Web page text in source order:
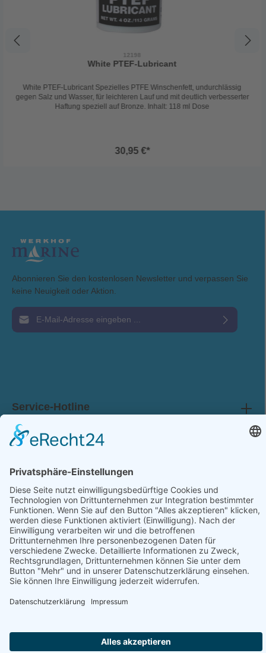
12198
White PTEF-Lubricant
White PTEF-Lubricant Spezielles PTFE Winschenfett, undurchlässig
gegen Salz und Wasser, für leichteren Lauf und mit deutlich verbesserter
Haftung speziell auf Bronze. Inhalt: 118 ml Dose
30,95 €*
Abonnieren Sie den kostenlosen Newsletter und verpassen Sie
keine Neuigkeit oder Aktion.
E-Mail-Adresse*
Folge uns:
Service-Hotline
Shop Service
Information
und ggf. Nachnahmegebühren, wenn nicht anders angegeben.